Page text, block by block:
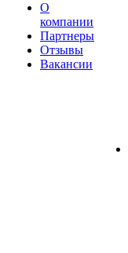
О
компании
Партнеры
Отзывы
Вакансии